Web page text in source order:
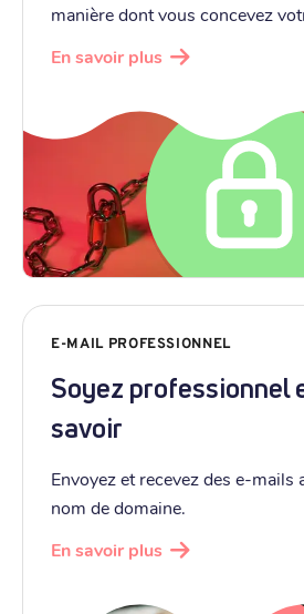
manière dont vous concevez
En savoir plus
E-MAIL PROFESSIONNEL
Soyez professionnel
savoir
Envoyez et recevez des e-mails
nom de domaine.
En savoir plus